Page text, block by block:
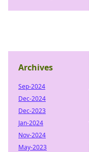
Archives
Sep-2024
Dec-2024
Dec-2023
Jan-2024
Nov-2024
May-2023